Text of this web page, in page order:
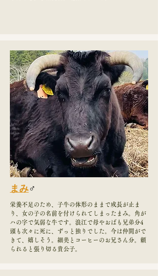
まみ♂
栄養不足のため、子牛の体形のままで成長が止ま
り、女の子の名前を付けられてしまったまみ。角が
ハの字で気弱な牛です。浪江で母やおばも兄弟分4
頭も次々に死に、ずっと独りでした。今は仲間がで
きて、嬉しそう。細美とコーヒーのお兄さん分。頼
られると張り切る貴公子。